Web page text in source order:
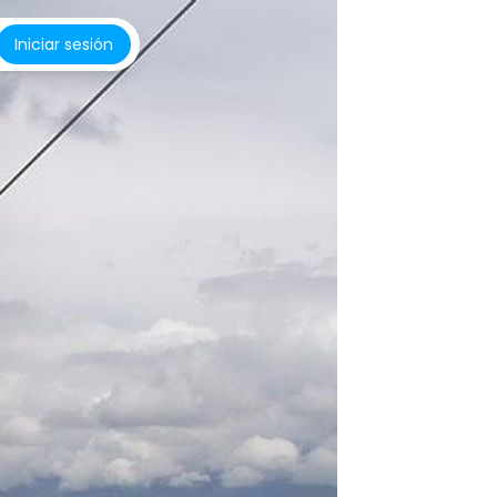
Iniciar sesión